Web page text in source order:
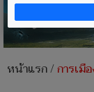
หน้าแรก/การเมื